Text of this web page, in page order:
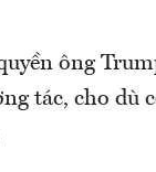
ông
tác, cho dù